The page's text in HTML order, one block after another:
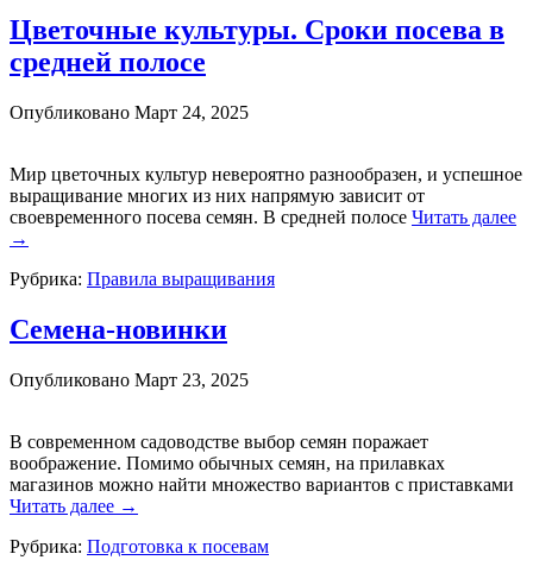
Цветочные культуры. Сроки посева в
средней полосе
Опубликовано Март 24, 2025
Мир цветочных культур невероятно разнообразен, и успешное
выращивание многих из них напрямую зависит от
своевременного посева семян. В средней полосе Читать далее
→
Рубрика: Правила выращивания
Семена-новинки
Опубликовано Март 23, 2025
В современном садоводстве выбор семян поражает
воображение. Помимо обычных семян, на прилавках
магазинов можно найти множество вариантов с приставками
Читать далее →
Рубрика: Подготовка к посевам